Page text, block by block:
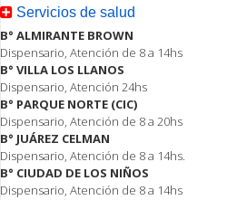
Servicios de salud
B° ALMIRANTE BROWN
Dispensario, Atención de 8 a 14hs
B° VILLA LOS LLANOS
Dispensario, Atención 24hs
B° PARQUE NORTE (CIC)
Dispensario, Atención de 8 a 20hs
B° JUÁREZ CELMAN
Dispensario, Atención de 8 a 14hs.
B° CIUDAD DE LOS NIÑOS
Dispensario, Atención de 8 a 14hs